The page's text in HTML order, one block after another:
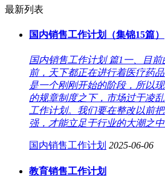
最新列表
国内销售工作计划（集锦15篇）
国内销售工作计划 篇1一、目
前，天下都正在进行着医疗药
是一个刚刚开始的阶段，所以
的规章制度之下，市场过于凌
工作计划。我们要在整改以前
强，才能立足于行业的大潮之
国内销售工作计划 2025-06-06
教育销售工作计划